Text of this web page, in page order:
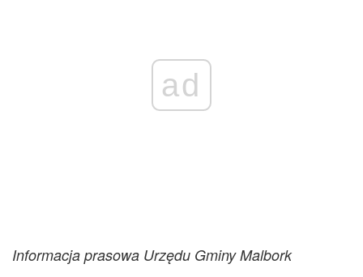
ad
Informacja prasowa Urzędu Gminy Malbork